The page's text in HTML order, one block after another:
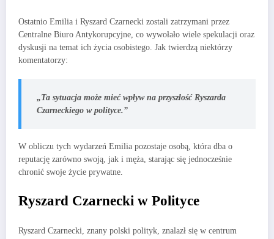
Ostatnio Emilia i Ryszard Czarnecki zostali zatrzymani przez
Centralne Biuro Antykorupcyjne, co wywołało wiele spekulacji oraz
dyskusji na temat ich życia osobistego. Jak twierdzą niektórzy
komentatorzy:
„Ta sytuacja może mieć wpływ na przyszłość Ryszarda
Czarneckiego w polityce.”
W obliczu tych wydarzeń Emilia pozostaje osobą, która dba o
reputację zarówno swoją, jak i męża, starając się jednocześnie
chronić swoje życie prywatne.
Ryszard Czarnecki w Polityce
Ryszard Czarnecki, znany polski polityk, znalazł się w centrum